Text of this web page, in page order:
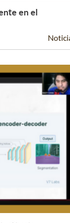
Leer Más +
en el